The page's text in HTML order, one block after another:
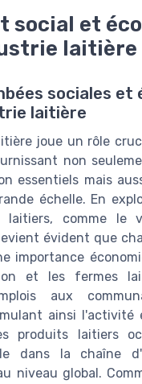
social et
laitière
sociales et
laitière
joue un rôle
non
essentiels mais
échelle. En
laitiers, comme le
évident que
importance
et les fermes
aux
ainsi l'activité
produits laitiers
dans la chaîne
niveau global.